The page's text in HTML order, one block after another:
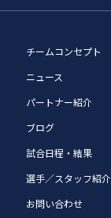
チームコンセプト
ニュース
パートナー紹介
ブログ
試合日程・結果
選手／スタッフ紹介
お問い合わせ